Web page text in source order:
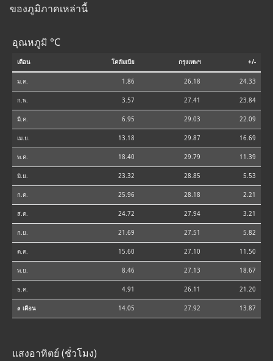
ของภูมิภาคเหล่านี้
อุณหภูมิ °C
เดือน โคลัมเบีย กรุงเทพฯ +/-
ม.ค. 1.86 26.18 24.33
ก.พ. 3.57 27.41 23.84
มี.ค. 6.95 29.03 22.09
เม.ย. 13.18 29.87 16.69
พ.ค. 18.40 29.79 11.39
มิ.ย. 23.32 28.85 5.53
ก.ค. 25.96 28.18 2.21
ส.ค. 24.72 27.94 3.21
ก.ย. 21.69 27.51 5.82
ต.ค. 15.60 27.10 11.50
พ.ย. 8.46 27.13 18.67
ธ.ค. 4.91 26.11 21.20
⌀ เดือน 14.05 27.92 13.87
แสงอาทิตย์ (ชั่วโมง)